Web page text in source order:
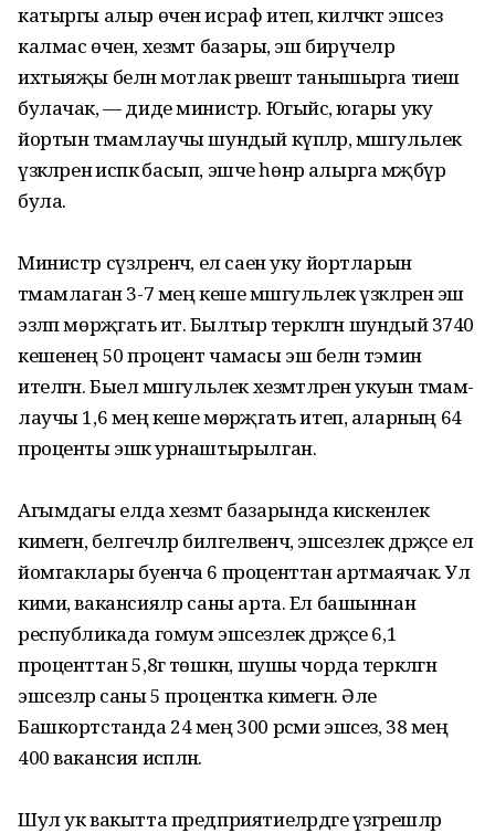
катыргы алыр өчен исраф итеп, киләчәктә эшсез
калмас өчен, хезмәт базары, эш бирүчеләр
ихтыяҗы белән мотлак рәвештә танышырга тиеш
булачак, — диде министр. Югыйсә, югары уку
йортын тәмамлаучы шундый күпләр, мәшгульлек
үзәкләренә исәпкә басып, эшче һөнәр алырга мәҗбүр
була.
Министр сүзләренчә, ел саен уку йортларын
тәмамлаган 3-7 мең кеше мәшгульлек үзәкләренә эш
эзләп мөрәҗәгать итә. Былтыр теркәлгән шундый 3740
кешенең 50 процент чамасы эш белән тәэмин
ителгән. Быел мәш­гульлек хезмәтләренә укуын тәмам­
лаучы 1,6 мең кеше мөрәҗәгать итеп, аларның 64
проценты эшкә урнаштырылган.
Агымдагы елда хезмәт базарында кискенлек
кимегән, белгечләр билгеләвенчә, эшсезлек дәрәҗәсе ел
йомгаклары буенча 6 проценттан артмаячак. Ул
кими, вакансияләр саны арта. Ел башыннан
республикада гомум эшсезлек дәрәҗәсе 6,1
проценттан 5,8гә төшкән, шушы чорда теркәлгән
эшсезләр саны 5 процентка кимегән. Әле
Башкортстанда 24 мең 300 рәсми эшсез, 38 мең
400 вакансия исәпләнә.
Шул ук вакытта пред­приятиеләрдәге үзгәрешләр